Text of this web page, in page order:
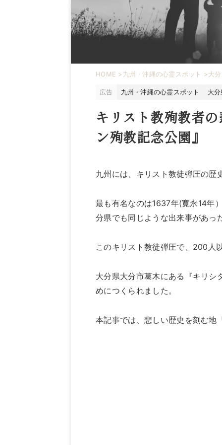
HOME > 九州・沖縄の心霊スポット >大
広告 九州・沖縄の心霊スポット 大
キリスト教殉教者
ン殉教記念公園』
九州には、キリスト教徒弾圧の歴
最も有名なのは1637年(寛永14年
分県でも同じような出来事があっ
このキリスト教徒弾圧で、200人
大分県大分市葛木にある『キリシ
めにつくられました。
本記事では、悲しい歴史を刻む地